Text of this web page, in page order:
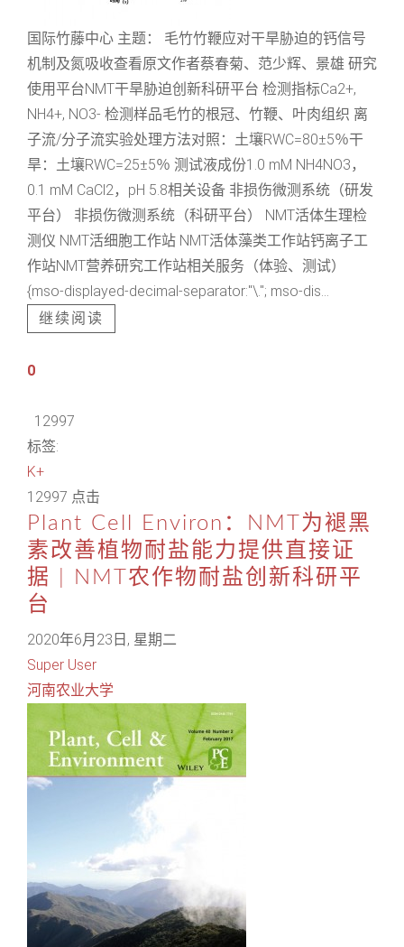
国际竹藤中心 主题： 毛竹竹鞭应对干旱胁迫的钙信号
机制及氮吸收查看原文作者蔡春菊、范少辉、景雄 研究
使用平台NMT干旱胁迫创新科研平台 检测指标Ca2+,
NH4+, NO3- 检测样品毛竹的根冠、竹鞭、叶肉组织 离
子流/分子流实验处理方法对照：土壤RWC=80±5％干
旱：土壤RWC=25±5％ 测试液成份1.0 mM NH4NO3，
0.1 mM CaCl2，pH 5.8相关设备 非损伤微测系统（研发
平台） 非损伤微测系统（科研平台） NMT活体生理检
测仪 NMT活细胞工作站 NMT活体藻类工作站钙离子工
作站NMT营养研究工作站相关服务（体验、测试）
{mso-displayed-decimal-separator:"\."; mso-dis...
继续阅读
0
12997
标签:
K+
12997 点击
Plant Cell Environ：NMT为褪黑
素改善植物耐盐能力提供直接证
据 | NMT农作物耐盐创新科研平
台
2020年6月23日, 星期二
Super User
河南农业大学